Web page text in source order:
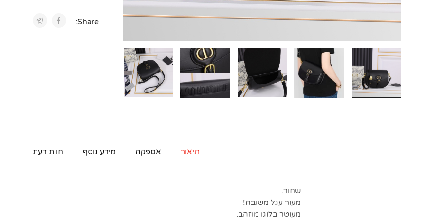
Share:
תיאור אספקה מידע נוסף חוות דעת
שחור.
מעור עגל משובח!
מעוטר בלוגו מוזהב.